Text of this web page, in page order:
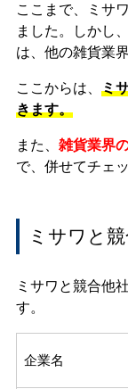
ここまで、ミサ
ました。しかし
は、他の雑貨業
ここからは、 ミ
きます。
また、 雑貨業界
で、併せてチェ
ミサワと
ミサワと競合他
す。
企業名